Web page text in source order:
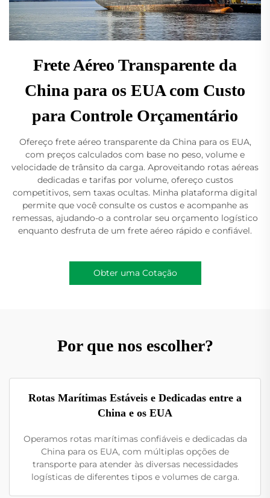
Frete Aéreo Transparente da
China para os EUA com Custo
para Controle Orçamentário
Ofereço frete aéreo transparente da China para os EUA,
com preços calculados com base no peso, volume e
velocidade de trânsito da carga. Aproveitando rotas aéreas
dedicadas e tarifas por volume, ofereço custos
competitivos, sem taxas ocultas. Minha plataforma digital
permite que você consulte os custos e acompanhe as
remessas, ajudando-o a controlar seu orçamento logístico
enquanto desfruta de um frete aéreo rápido e confiável.
Obter uma Cotação
Por que nos escolher?
Rotas Marítimas Estáveis e Dedicadas entre a
China e os EUA
Operamos rotas marítimas confiáveis e dedicadas da
China para os EUA, com múltiplas opções de
transporte para atender às diversas necessidades
logísticas de diferentes tipos e volumes de carga.